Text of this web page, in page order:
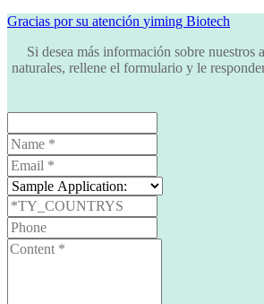
Gracias por su atención yiming Biotech
Si desea más información sobre nuestros
naturales, rellene el formulario y le